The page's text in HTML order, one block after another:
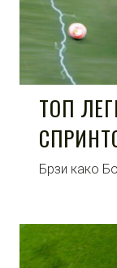
ТОП
Брзи како